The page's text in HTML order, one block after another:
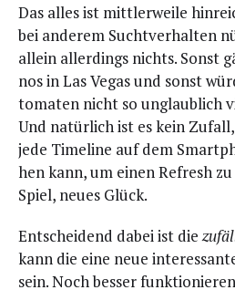
Das alles ist mitt­ler­wei­le
bei ande­rem Sucht­ver­hal­ten
allein aller­dings nichts. Sonst
nos in Las Vegas und sonst
to­ma­ten nicht so unglaub­lich
Und natür­lich ist es kein
jede Time­line auf dem
hen kann, um einen Refresh
Spiel, neu­es Glück.
Ent­schei­dend dabei ist die
kann die eine neue
sein. Noch bes­ser